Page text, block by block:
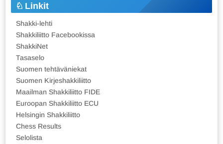
Linkit
Shakki-lehti
Shakkiliitto Facebookissa
ShakkiNet
Tasaselo
Suomen tehtäväniekat
Suomen Kirjeshakkiliitto
Maailman Shakkiliitto FIDE
Euroopan Shakkiliitto ECU
Helsingin Shakkiliitto
Chess Results
Selolista